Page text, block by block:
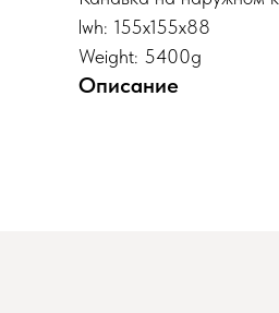
lwh: 155x155x88
Weight: 5400g
Описание